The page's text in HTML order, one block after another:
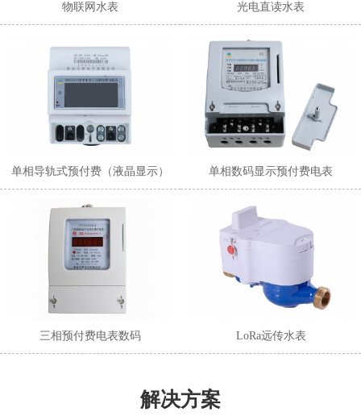
物联网水表 光电直读水表
单相导轨式预付费（液晶显示） 单相数码显示预付费电表
三相预付费电表数码 LoRa远传水表
解决方案